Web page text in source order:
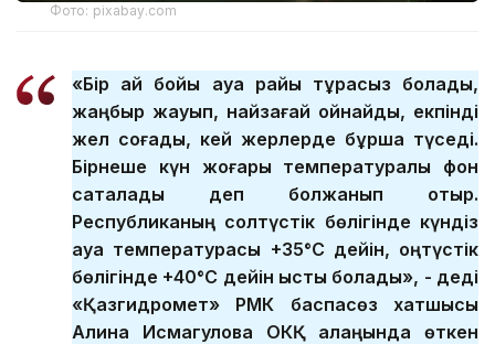
Фото: pixabay.com
«Бір ай бойы ауа райы тұрақсыз болады,
жаңбыр жауып, найзағай ойнайды, екпінді
жел соғады, кей жерлерде бұршақ түседі.
Бірнеше күн жоғары температуралық фон
сақталады деп болжанып отыр.
Республиканың солтүстік бөлігінде күндіз
ауа температурасы +35°C дейін, оңтүстік
бөлігінде +40°C дейін ыстық болады», - деді
«Қазгидромет» РМК баспасөз хатшысы
Алина Исмагулова ОКҚ алаңында өткен